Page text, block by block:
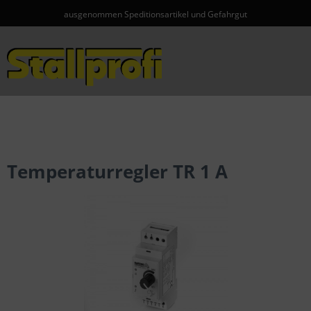
ausgenommen Speditionsartikel und Gefahrgut
Temperaturregler TR 1 A